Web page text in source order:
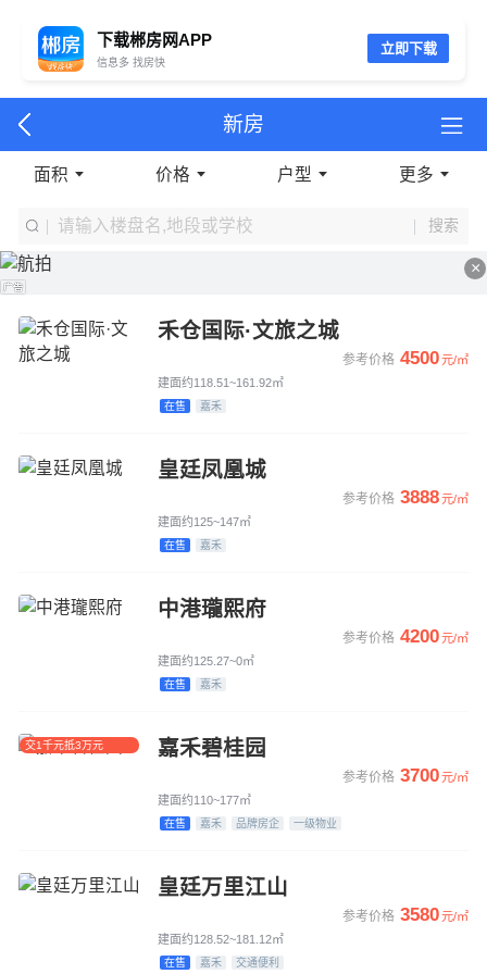
立即下载
下载郴房网APP
信息多 找房快
新房
面积 价格 户型 更多
搜索
×
禾仓国际·文旅之城
参考价格 4500元/㎡
建面约118.51~161.92㎡
在售 嘉禾
皇廷凤凰城
参考价格 3888元/㎡
建面约125~147㎡
在售 嘉禾
中港瓏熙府
参考价格 4200元/㎡
建面约125.27~0㎡
在售 嘉禾
交1千元抵3万元 嘉禾碧桂园
参考价格 3700元/㎡
建面约110~177㎡
在售 嘉禾 品牌房企 一级物业
皇廷万里江山
参考价格 3580元/㎡
建面约128.52~181.12㎡
在售 嘉禾 交通便利